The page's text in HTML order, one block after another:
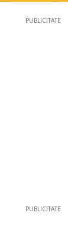
PUBLICITATE
PUBLICITATE